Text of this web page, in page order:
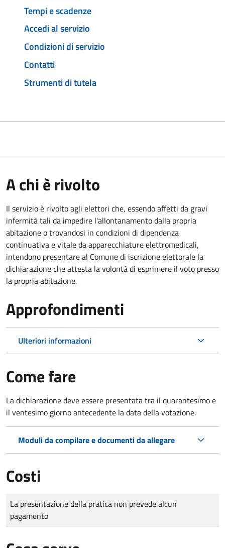
Tempi e scadenze
Accedi al servizio
Condizioni di servizio
Contatti
Strumenti di tutela
A chi è rivolto
Il servizio è rivolto agli elettori che, essendo affetti da gravi
infermità tali da impedire l'allontanamento dalla propria
abitazione o trovandosi in condizioni di dipendenza
continuativa e vitale da apparecchiature elettromedicali,
intendono presentare al Comune di iscrizione elettorale la
dichiarazione che attesta la volontà di esprimere il voto presso
la propria abitazione.
Approfondimenti
Ulteriori informazioni
Come fare
La dichiarazione deve essere presentata tra il quarantesimo e
il ventesimo giorno antecedente la data della votazione.
Moduli da compilare e documenti da allegare
Costi
Tipo di pagamento
Importo
La presentazione della pratica non prevede alcun
pagamento